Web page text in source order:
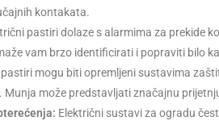
kontakata.
pastiri dolaze s alarmima za prekide
vam brzo identificirati i popraviti bilo
mogu biti opremljeni sustavima
Munja može predstavljati značajnu
Električni sustavi za ogradu